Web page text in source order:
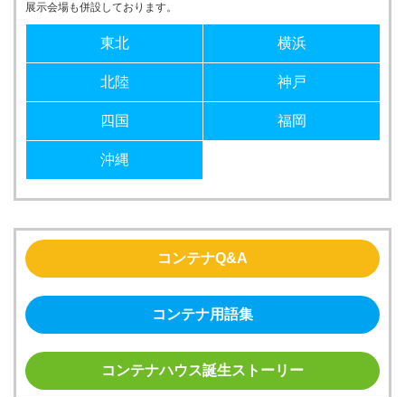
展示会場も併設しております。
東北 横浜
北陸 神戸
四国 福岡
沖縄
コンテナQ&A
コンテナ用語集
コンテナハウス誕生ストーリー